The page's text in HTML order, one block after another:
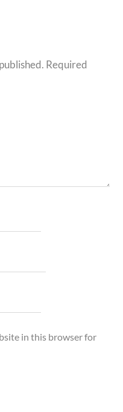
Required
in this browser for